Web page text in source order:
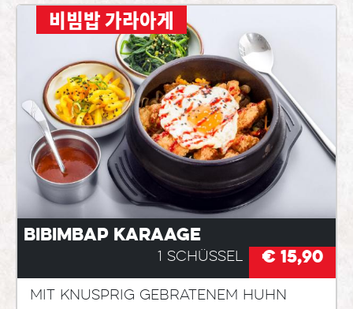
비빔밥 가라아게
Bibimbap Karaage
1 Schüssel € 15,90
Mit knusprig gebratenem Huhn